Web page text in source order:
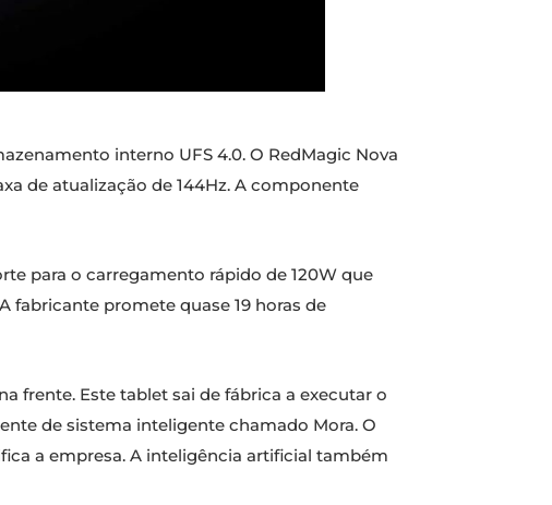
interno UFS 4.0. O RedMagic Nova
de atualização de 144Hz. A componente
para o carregamento rápido de 120W que
fabricante promete quase 19 horas de
frente. Este tablet sai de fábrica a executar o
de sistema inteligente chamado Mora. O
a empresa. A inteligência artificial também